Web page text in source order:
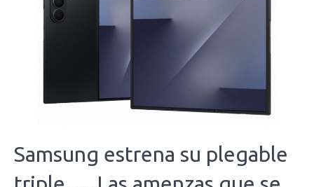
Samsung estrena su plegable